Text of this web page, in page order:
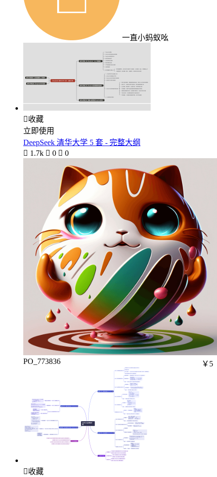
一直小蚂蚁吆
收藏
立即使用
DeepSeek 清华大学 5 套 - 完整大纲
 1.7k  0  0
PO_773836 ￥5
收藏